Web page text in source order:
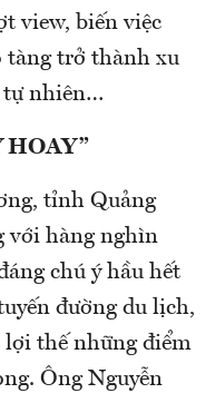
view, biến việc
tàng trở thành xu
tự nhiên…
HOAY”
tỉnh Quảng
với hàng nghìn
chú ý hầu hết
đường du lịch,
lợi thế những điểm
Ông Nguyễn